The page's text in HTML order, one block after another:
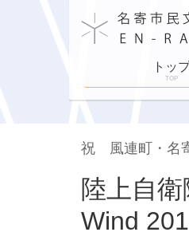
トッ
TOP
祝 風連町・名
陸上自
Wind